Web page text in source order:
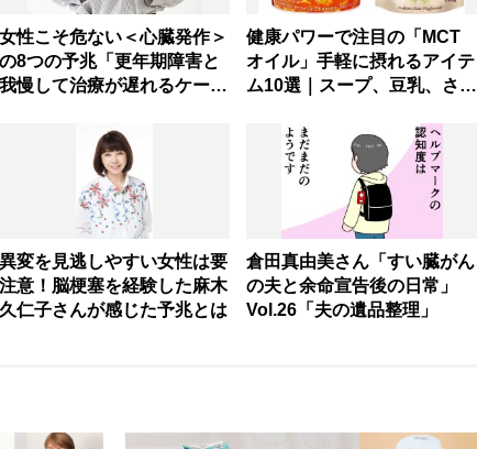
女性こそ危ない＜心臓発作＞
の8つの予兆「更年期障害と
我慢して治療が遅れるケース
健康パワーで注目の「MCT
オイル」手軽に摂れるアイテ
ム10選｜スープ、豆乳、さば
異変を見逃しやすい女性は要
注意！脳梗塞を経験した麻木
久仁子さんが感じた予兆とは
倉田真由美さん「すい臓がん
の夫と余命宣告後の日常」
Vol.26「夫の遺品整理」